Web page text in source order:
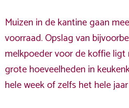
Muizen in de kantine gaan
voorraad. Opslag van
melkpoeder voor de koffie
grote hoeveelheden in
hele week of zelfs het hele